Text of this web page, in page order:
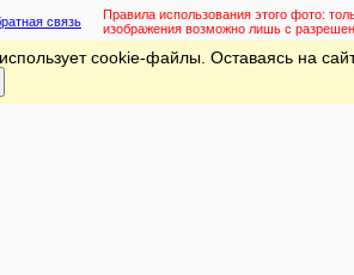
связь Правила использования этого фото:
изображения возможно лишь с
cookie-файлы. Оставаясь на